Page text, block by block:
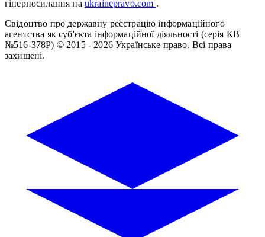
гіперпосилання на ukrainepravo.com .
Свідоцтво про державну реєстрацію інформаційного
агентства як суб'єкта інформаційної діяльності (серія КВ
№516-378Р) © 2015 - 2026 Українське право. Всі права
захищені.